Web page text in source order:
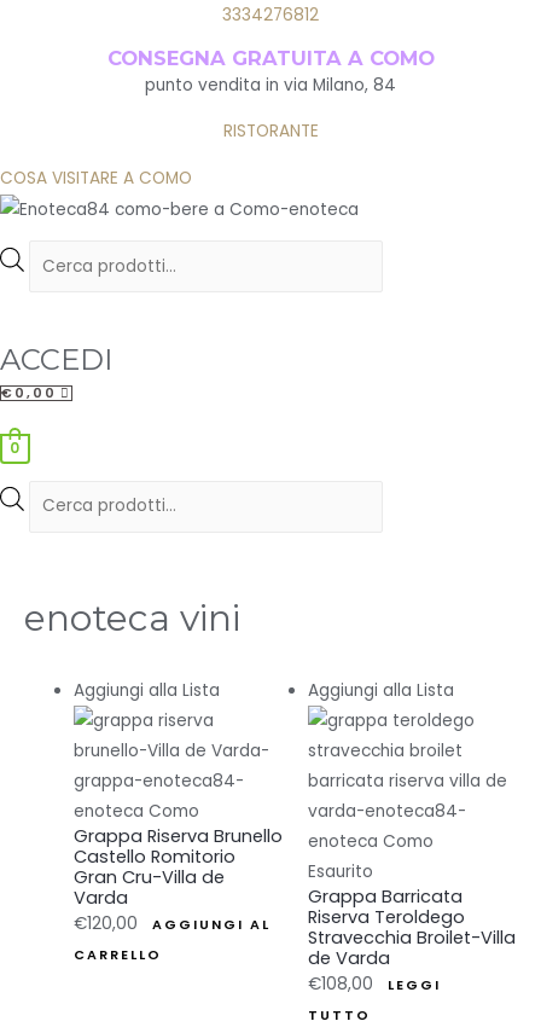
3334276812
CONSEGNA GRATUITA A COMO
punto vendita in via Milano, 84
RISTORANTE
COSA VISITARE A COMO
Products
ACCEDI
€0,00
Menu
0
Products
enoteca vini
Aggiungi alla Lista
Grappa Riserva Brunello
Castello Romitorio
Gran Cru-Villa de
Varda
€120,00
AGGIUNGI AL
CARRELLO
Aggiungi alla Lista
Esaurito
Grappa Barricata
Riserva Teroldego
Stravecchia Broilet-Villa
de Varda
€108,00
LEGGI
TUTTO